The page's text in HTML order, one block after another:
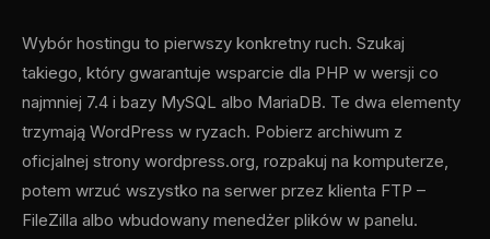
Wybór hostingu to pierwszy konkretny ruch. Szukaj
takiego, który gwarantuje wsparcie dla PHP w wersji co
najmniej 7.4 i bazy MySQL albo MariaDB. Te dwa elementy
trzymają WordPress w ryzach. Pobierz archiwum z
oficjalnej strony wordpress.org, rozpakuj na komputerze,
potem wrzuć wszystko na serwer przez klienta FTP –
FileZilla albo wbudowany menedżer plików w panelu.